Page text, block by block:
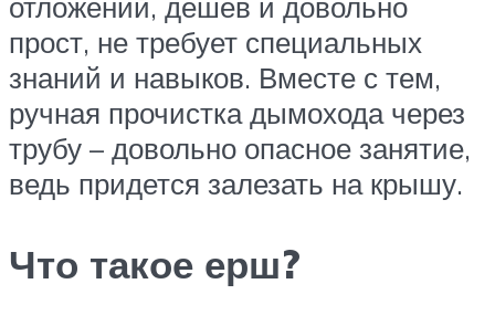
прост, не требует специальных
знаний и навыков. Вместе с тем,
ручная прочистка дымохода через
трубу – довольно опасное занятие,
ведь придется залезать на крышу.
Что такое ерш?